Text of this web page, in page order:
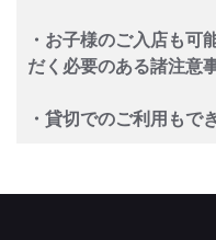
・お子様のご入店も可
だく必要のある諸注意
・貸切でのご利用もで